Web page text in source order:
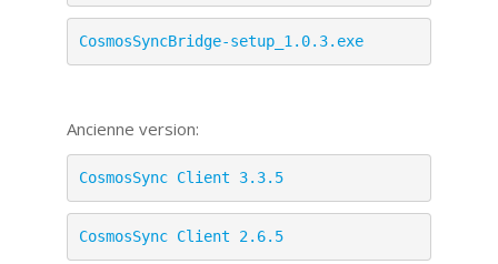
CosmosSyncBridge-setup_1.0.3.exe
Ancienne version:
CosmosSync Client 3.3.5
CosmosSync Client 2.6.5